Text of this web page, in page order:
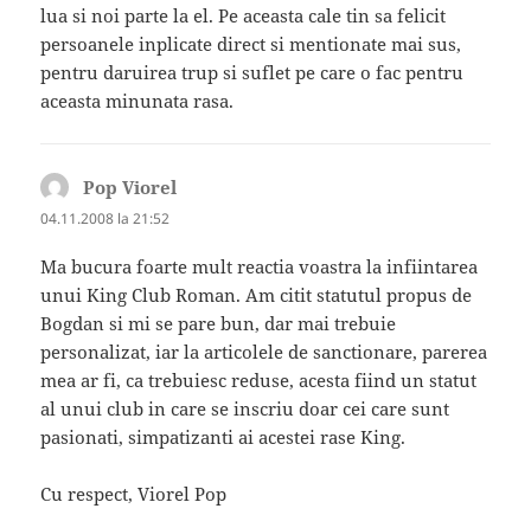
lua si noi parte la el. Pe aceasta cale tin sa felicit
persoanele inplicate direct si mentionate mai sus,
pentru daruirea trup si suflet pe care o fac pentru
aceasta minunata rasa.
Pop Viorel
04.11.2008 la 21:52
Ma bucura foarte mult reactia voastra la infiintarea
unui King Club Roman. Am citit statutul propus de
Bogdan si mi se pare bun, dar mai trebuie
personalizat, iar la articolele de sanctionare, parerea
mea ar fi, ca trebuiesc reduse, acesta fiind un statut
al unui club in care se inscriu doar cei care sunt
pasionati, simpatizanti ai acestei rase King.
Cu respect, Viorel Pop